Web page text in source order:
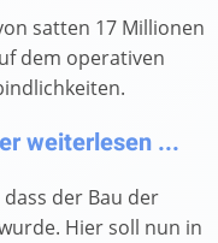
satten 17 Millionen
dem operativen
weiterlesen ...
der Bau der
Hier soll nun in